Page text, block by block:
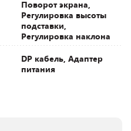
Поворот экрана,
Регулировка высоты
подставки,
Регулировка наклона
DP кабель, Адаптер
питания